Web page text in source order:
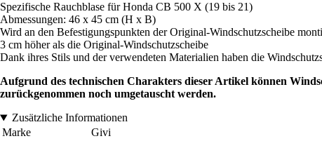
Spezifische Rauchblase für Honda CB 500 X (19 bis 21)
Abmessungen: 46 x 45 cm (H x B)
Wird an den Befestigungspunkten der Original-Windschutzscheibe
3 cm höher als die Original-Windschutzscheibe
Dank ihres Stils und der verwendeten Materialien haben die
Aufgrund des technischen Charakters dieser Artikel können
zurückgenommen noch umgetauscht werden.
Zusätzliche Informationen
Marke
Givi